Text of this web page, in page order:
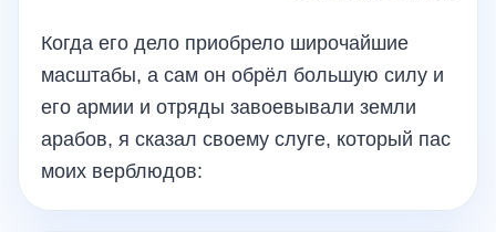
Когда его дело приобрело широчайшие
масштабы, а сам он обрёл большую силу и
его армии и отряды завоевывали земли
арабов, я сказал своему слуге, который пас
моих верблюдов: